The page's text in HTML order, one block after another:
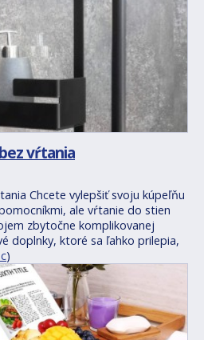
vŕtania
Chcete vylepšiť svoju kúpeľňu
ale vŕtanie do stien
zbytočne komplikovanej
doplnky, ktoré sa ľahko prilepia,
)